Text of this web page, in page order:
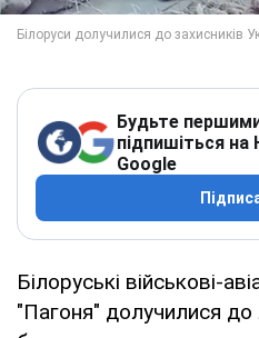
Будьте
підпишіться на
Google
Білоруські військові-
"Пагоня" долучилися